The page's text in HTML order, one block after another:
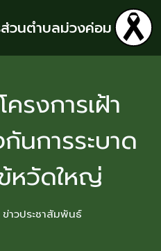
วนตำบลม่วงค่อม
รงการเฝ้า
นการระบาด
หวัดใหญ่
ข่าวประชาสัมพันธ์